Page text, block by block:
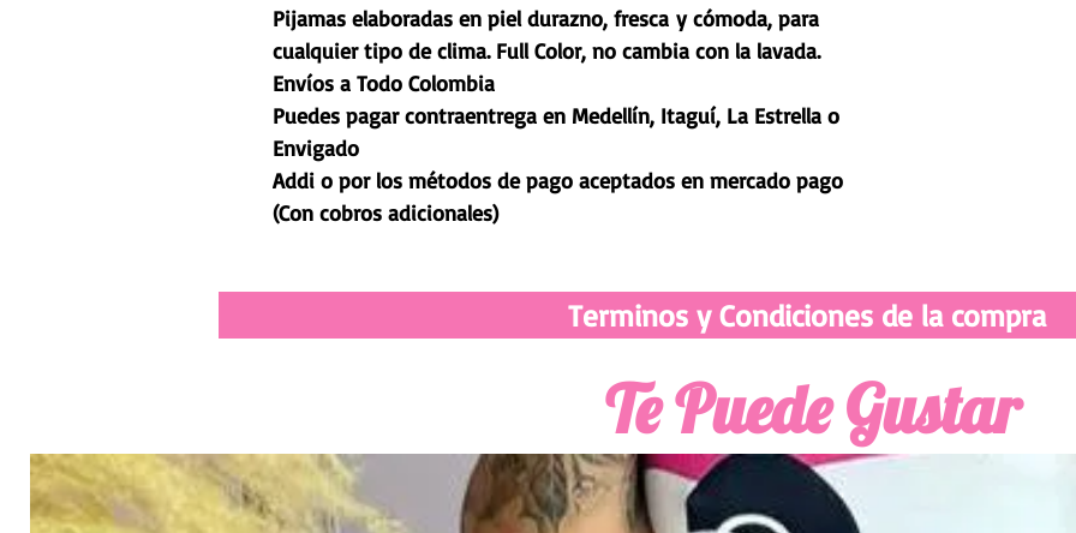
Pijamas elaboradas en piel durazno, fresca y cómoda, para
cualquier tipo de clima. Full Color, no cambia con la lavada.
Envíos a Todo Colombia
Puedes pagar contraentrega en Medellín, Itaguí, La Estrella o
Envigado
Addi o por los métodos de pago aceptados en mercado pago
(Con cobros adicionales)
Terminos y Condiciones de la compra
Te Puede Gustar